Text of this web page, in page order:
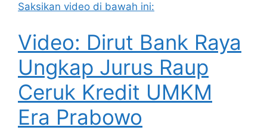
Saksikan video di bawah ini:
Video: Dirut Bank Raya
Ungkap Jurus Raup
Ceruk Kredit UMKM
Era Prabowo